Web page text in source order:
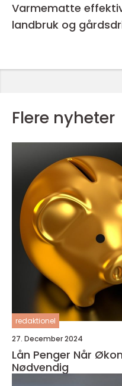
Varmematte effektiv frostbeskyttelse for
landbruk og
Flere nyheter
redaktionel
27. December 2024
Lån Penger Når Økonomisk Fleksibilitet Blir
Nødvendig